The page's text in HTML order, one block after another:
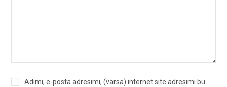
Adımı, e-posta adresimi, (varsa) internet site adresimi bu